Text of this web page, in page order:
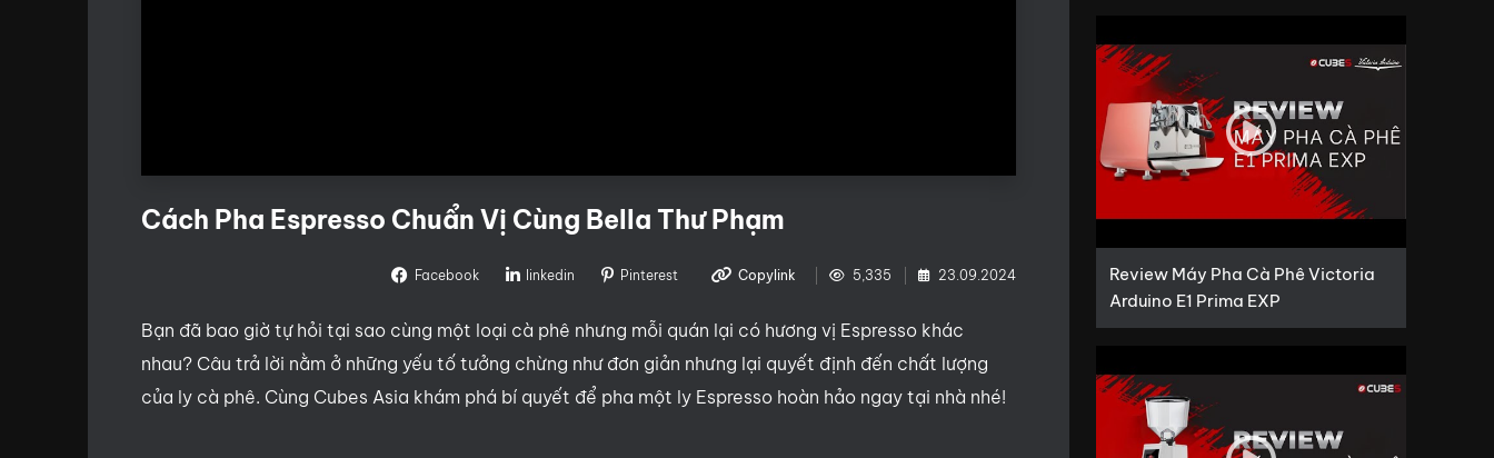
Cách Pha Espresso Chuẩn Vị Cùng Bella Thư Phạm
Facebook linkedin Pinterest Copylink 5,335 23.09.2024
Bạn đã bao giờ tự hỏi tại sao cùng một loại cà phê nhưng mỗi quán lại có hương vị Espresso khác
nhau? Câu trả lời nằm ở những yếu tố tưởng chừng như đơn giản nhưng lại quyết định đến chất lượng
của ly cà phê. Cùng Cubes Asia khám phá bí quyết để pha một ly Espresso hoàn hảo ngay tại nhà nhé!
Review Máy Pha Cà Phê Victoria
Arduino E1 Prima EXP